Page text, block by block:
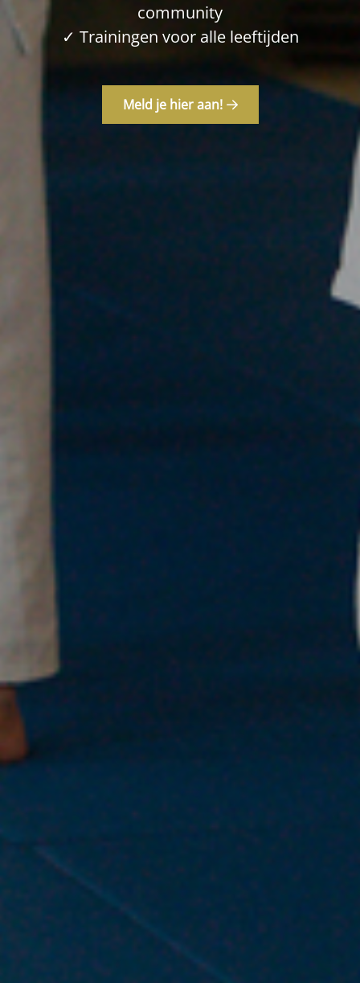
community
✓ Trainingen voor alle leeftijden
Meld je hier aan!